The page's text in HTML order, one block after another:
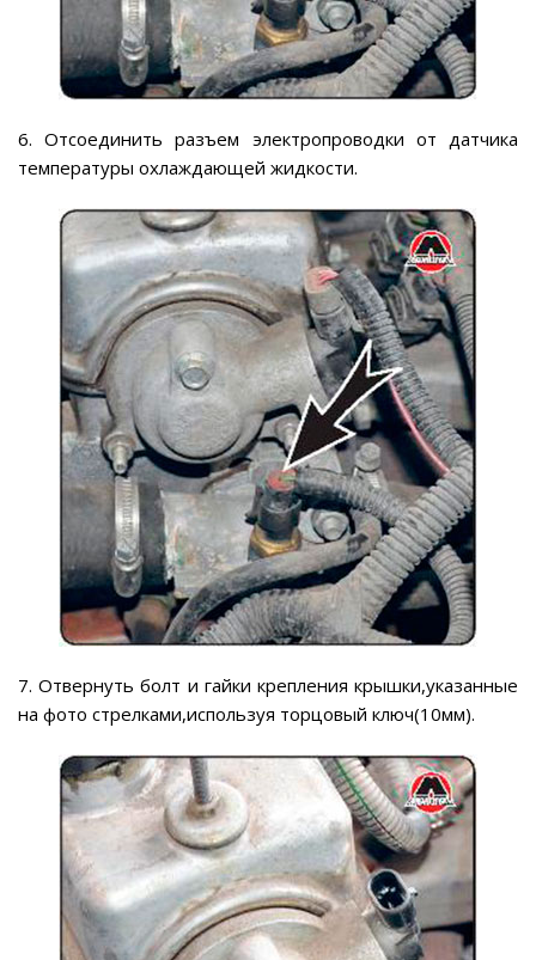
6. Отсоединить разъем электропроводки от датчика
температуры охлаждающей жидкости.
7. Отвернуть болт и гайки крепления крышки,указанные
на фото стрелками,используя торцовый ключ(10мм).